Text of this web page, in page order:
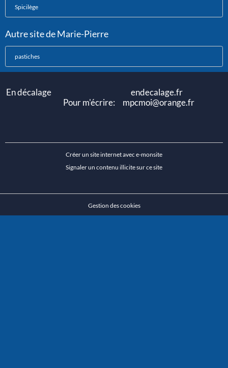
Spicilège
Autre site de Marie-Pierre
pastiches
En décalage endecalage.fr
Pour m'écrire: mpcmoi@orange.fr
Créer un site internet avec e-monsite
Signaler un contenu illicite sur ce site
Gestion des cookies